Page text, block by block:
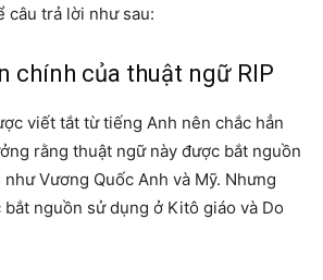
câu trả lời như sau:
chính của thuật ngữ RIP
viết tắt từ tiếng Anh nên chắc hẳn
rằng thuật ngữ này được bắt nguồn
Vương Quốc Anh và Mỹ. Nhưng
nguồn sử dụng ở Kitô giáo và Do